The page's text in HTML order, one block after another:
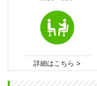
詳細はこちら >